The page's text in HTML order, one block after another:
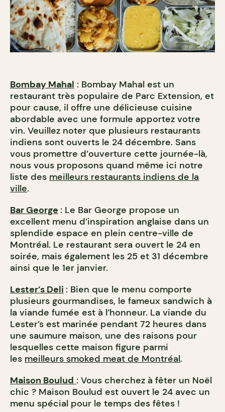
Bombay Mahal : Bombay Mahal est un
restaurant très populaire de Parc Extension, et
pour cause, il offre une délicieuse cuisine
abordable avec une formule apportez votre
vin. Veuillez noter que plusieurs restaurants
indiens sont ouverts le 24 décembre. Sans
vous promettre d’ouverture cette journée-là,
nous vous proposons quand même ici notre
liste des meilleurs restaurants indiens de la
ville.
Bar George : Le Bar George propose un
excellent menu d’inspiration anglaise dans un
splendide espace en plein centre-ville de
Montréal. Le restaurant sera ouvert le 24 en
soirée, mais également les 25 et 31 décembre
ainsi que le 1er janvier.
Lester’s Deli : Bien que le menu comporte
plusieurs gourmandises, le fameux sandwich à
la viande fumée est à l’honneur. La viande du
Lester’s est marinée pendant 72 heures dans
une saumure maison, une des raisons pour
lesquelles cette maison figure parmi
les meilleurs smoked meat de Montréal.
Maison Boulud : Vous cherchez à fêter un Noël
chic ? Maison Boulud est ouvert le 24 avec un
menu spécial pour le temps des fêtes !